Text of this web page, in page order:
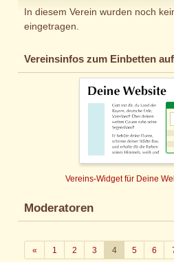
In diesem Verein wurden noch
eingetragen.
Vereinsinfos zum Einbetten
Vereins-Widget für Deine
Moderatoren
«Zurück
1 2 3 4 5 6